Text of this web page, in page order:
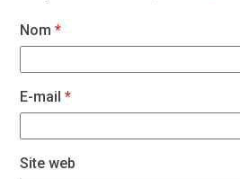
Nom*
E-mail*
Site web